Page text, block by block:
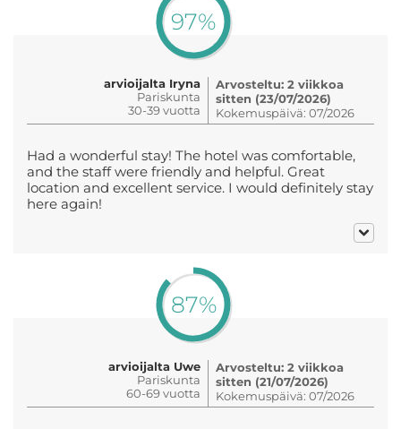
97%
arvioijalta Iryna
Pariskunta
30-39 vuotta
Arvosteltu: 2 viikkoa
sitten (23/07/2026)
Kokemuspäivä: 07/2026
Had a wonderful stay! The hotel was comfortable,
and the staff were friendly and helpful. Great
location and excellent service. I would definitely stay
here again!
87%
arvioijalta Uwe
Pariskunta
60-69 vuotta
Arvosteltu: 2 viikkoa
sitten (21/07/2026)
Kokemuspäivä: 07/2026